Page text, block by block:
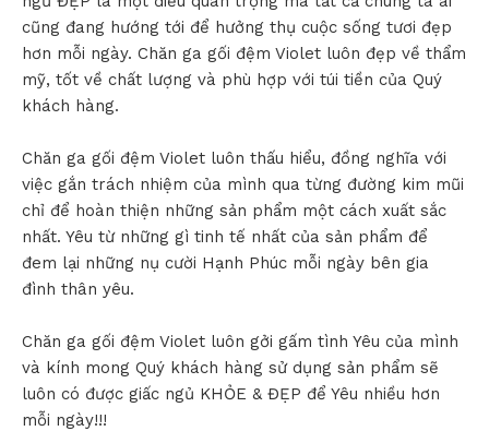
cũng đang hướng tới để hưởng thụ cuộc sống tươi đẹp
hơn mỗi ngày. Chăn ga gối đệm Violet luôn đẹp về thẩm
mỹ, tốt về chất lượng và phù hợp với túi tiền của Quý
khách hàng.
Chăn ga gối đệm Violet luôn thấu hiểu, đồng nghĩa với
việc gắn trách nhiệm của mình qua từng đường kim mũi
chỉ để hoàn thiện những sản phẩm một cách xuất sắc
nhất. Yêu từ những gì tinh tế nhất của sản phẩm để
đem lại những nụ cười Hạnh Phúc mỗi ngày bên gia
đình thân yêu.
Chăn ga gối đệm Violet luôn gởi gấm tình Yêu của mình
và kính mong Quý khách hàng sử dụng sản phẩm sẽ
luôn có được giấc ngủ KHỎE & ĐẸP để Yêu nhiều hơn
mỗi ngày!!!